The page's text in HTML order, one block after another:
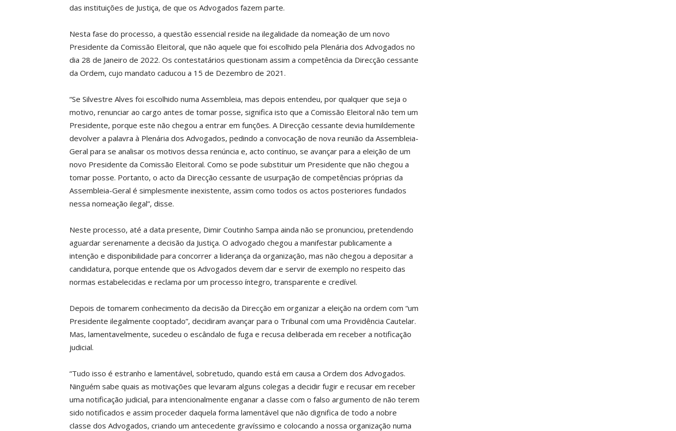
das instituições de Justiça, de que os Advogados fazem parte.
Nesta fase do processo, a questão essencial reside na ilegalidade da nomeação de um novo
Presidente da Comissão Eleitoral, que não aquele que foi escolhido pela Plenária dos Advogados no
dia 28 de Janeiro de 2022. Os contestatários questionam assim a competência da Direcção cessante
da Ordem, cujo mandato caducou a 15 de Dezembro de 2021.
“Se Silvestre Alves foi escolhido numa Assembleia, mas depois entendeu, por qualquer que seja o
motivo, renunciar ao cargo antes de tomar posse, significa isto que a Comissão Eleitoral não tem um
Presidente, porque este não chegou a entrar em funções. A Direcção cessante devia humildemente
devolver a palavra à Plenária dos Advogados, pedindo a convocação de nova reunião da Assembleia-
Geral para se analisar os motivos dessa renúncia e, acto contínuo, se avançar para a eleição de um
novo Presidente da Comissão Eleitoral. Como se pode substituir um Presidente que não chegou a
tomar posse. Portanto, o acto da Direcção cessante de usurpação de competências próprias da
Assembleia-Geral é simplesmente inexistente, assim como todos os actos posteriores fundados
nessa nomeação ilegal”, disse.
Neste processo, até a data presente, Dimir Coutinho Sampa ainda não se pronunciou, pretendendo
aguardar serenamente a decisão da Justiça. O advogado chegou a manifestar publicamente a
intenção e disponibilidade para concorrer a liderança da organização, mas não chegou a depositar a
candidatura, porque entende que os Advogados devem dar e servir de exemplo no respeito das
normas estabelecidas e reclama por um processo íntegro, transparente e credível.
Depois de tomarem conhecimento da decisão da Direcção em organizar a eleição na ordem com “um
Presidente ilegalmente cooptado”, decidiram avançar para o Tribunal com uma Providência Cautelar.
Mas, lamentavelmente, sucedeu o escândalo de fuga e recusa deliberada em receber a notificação
judicial.
“Tudo isso é estranho e lamentável, sobretudo, quando está em causa a Ordem dos Advogados.
Ninguém sabe quais as motivações que levaram alguns colegas a decidir fugir e recusar em receber
uma notificação judicial, para intencionalmente enganar a classe com o falso argumento de não terem
sido notificados e assim proceder daquela forma lamentável que não dignifica de todo a nobre
classe dos Advogados, criando um antecedente gravíssimo e colocando a nossa organização numa